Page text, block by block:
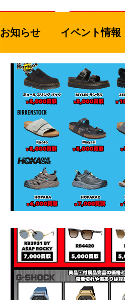
お知らせ イベント情報
お知らせ セール
ゲームハード
アウドドア用品
青空市 絵本